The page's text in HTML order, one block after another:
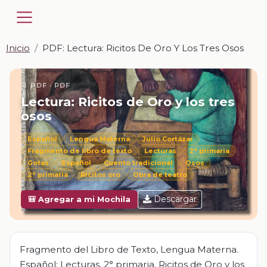
Inicio PDF: Lectura: Ricitos De Oro Y Los Tres Osos
📎 PDF · PDF
Lectura: Ricitos de Oro y los tres
osos
Español Lengua Materna
Julio Cortázar
Fragmento de libro de texto
Lecturas
2° primaria
Gotas
Español Cuento tradicional
Osos
2° primaria
Ricitos oro Obra de teatro
🎒 Agregar a mi Mochila Descargar
Fragmento del Libro de Texto, Lengua Materna.
Español: Lecturas, 2° primaria. Ricitos de Oro y los